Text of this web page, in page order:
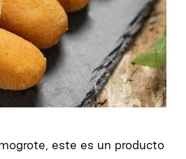
este es un producto